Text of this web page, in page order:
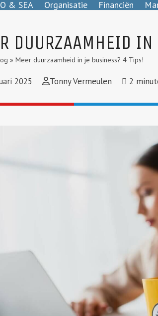
& SEA Organisatie Financiën
DUURZAAMHEID
»Meer duurzaamheid in je business? 4 Tips!
2025 Tonny Vermeulen 2